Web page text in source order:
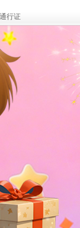
行证